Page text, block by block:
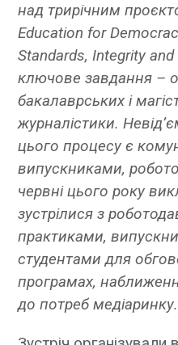
над трирічним
Education for
Standards, Integrity
ключове завдання –
бакалаврських і
журналістики.
цього процесу є
випускниками,
червні цього року
зустрілися з
практиками,
студентами для
програмах,
до потреб медіаринку.